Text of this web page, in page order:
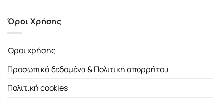
Όροι Χρήσης
Όροι χρήσης
Προσωπικά δεδομένα & Πολιτική απορρήτου
Πολιτική cookies